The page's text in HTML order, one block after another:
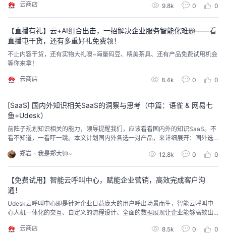
学
我
的
课
程
我
的
认
我
的
验
我
收
支
持
的
技
术
支
我
的
云
声
议
云商店
9.8k 0 0
【直播有礼】云+AI组合出击，一招解决企业服务智能化难题——看
直播屯干货，还有多重好礼免费领！
不止内容干货，还有实物大礼噢~海量码豆、精美茶具、还有产品免费试用机会
等你来拿！
云商店 8.4k 0 0
[SaaS] 国内外知识相关SaaS的洞察与思考（中篇：语雀 & 网易七
鱼+Udesk）
前阵子规划知识相关的能力，领导提醒我们，应该看看国内外的知识SaaS。不
看不知道，一看吓一跳。本文计划国内外各选一对产品，来详细展开：国外选G
的产品，确实能力各有千秋，但基本类似，选TOP SaaS代表性是足够的。
郑岩 - 我是郑大师~ 12.8k 0 0
【免费试用】智能云呼叫中心，赋能企业营销，高效完成客户沟
通！
Udesk云呼叫中心即是针对企业日益庞大的用户呼出场景而生，智能云呼叫中
心人机一体化的交互、自定义的流程设计、全面的数据展现让企业能够高效出
云商店
8.5k 0 0